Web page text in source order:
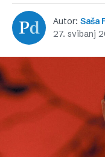
Autor: Saša
27. svibanj